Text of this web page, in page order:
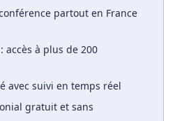
partout en France
accès à plus de 200
avec suivi en temps réel
gratuit et sans